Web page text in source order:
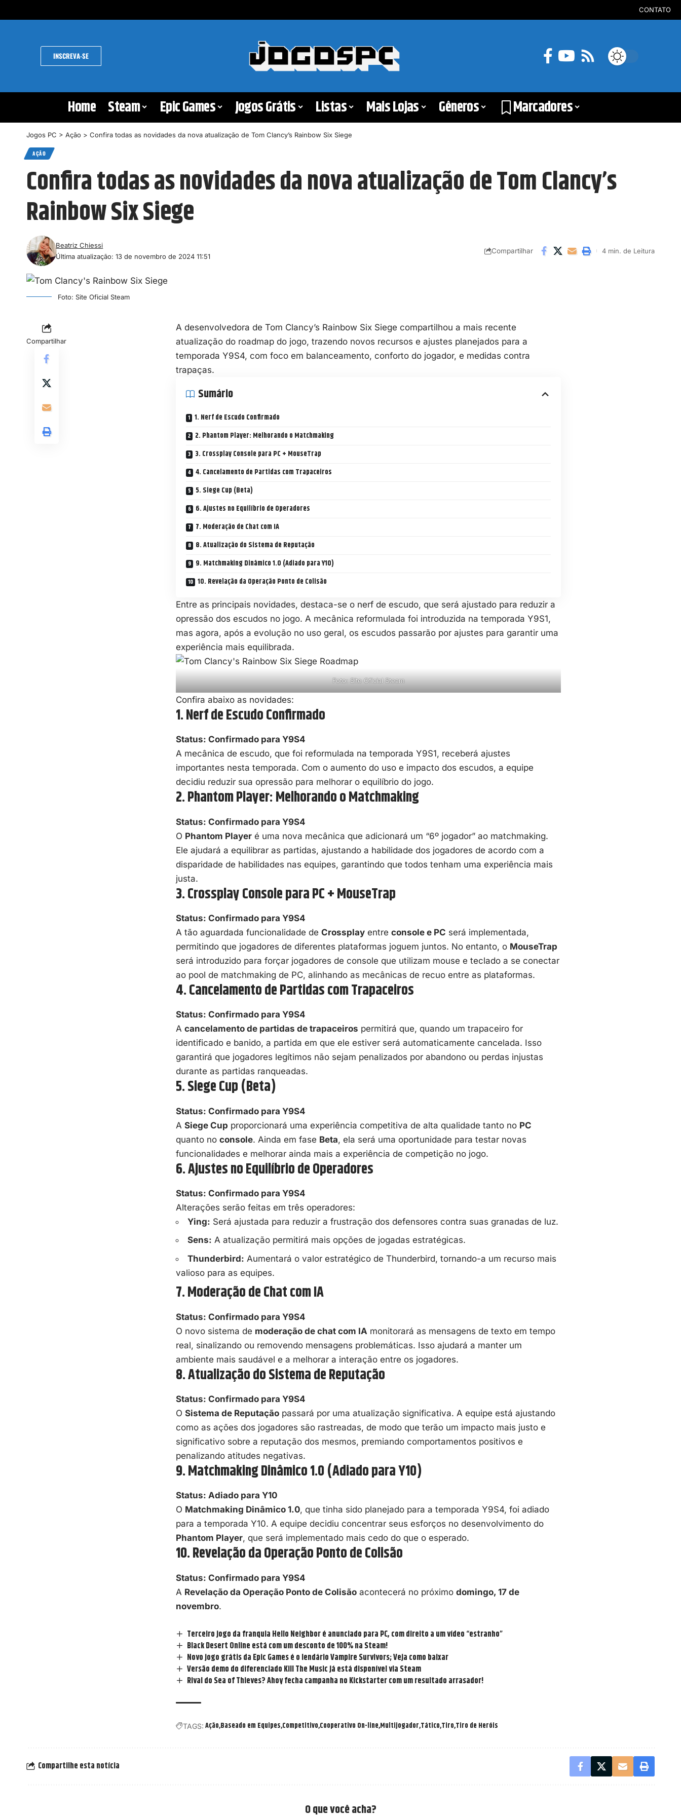
CONTATO
INSCREVA-SE
Home Steam Epic Games Jogos Grátis Listas Mais Lojas Gêneros Marcadores
Jogos PC > Ação > Confira todas as novidades da nova atualização de Tom Clancy’s Rainbow Six Siege
AÇÃO
Confira todas as novidades da nova atualização de Tom Clancy’s
Rainbow Six Siege
Última atualização: 13 de novembro de 2024 11:51
Beatriz Chiessi
Compartilhar 4 min. de Leitura
Foto: Site Oficial Steam
Compartilhar
A desenvolvedora de Tom Clancy’s Rainbow Six Siege compartilhou a mais recente
atualização do roadmapdo jogo, trazendo novos recursos e ajustes planejados para a
temporada Y9S4, com foco em balanceamento, conforto do jogador, e medidas contra
trapaças.
Sumário
1. Nerf de Escudo Confirmado
2. Phantom Player: Melhorando o Matchmaking
3. Crossplay Console para PC + MouseTrap
4. Cancelamento de Partidas com Trapaceiros
5. Siege Cup (Beta)
6. Ajustes no Equilíbrio de Operadores
7. Moderação de Chat com IA
8. Atualização do Sistema de Reputação
9. Matchmaking Dinâmico 1.0 (Adiado para Y10)
10. Revelação da Operação Ponto de Colisão
Entre as principais novidades, destaca-se o nerf de escudo, que será ajustado para reduzir a
opressão dos escudos no jogo. A mecânica reformulada foi introduzida na temporada Y9S1,
mas agora, após a evolução no uso geral, os escudos passarão por ajustes para garantir uma
experiência mais equilibrada.
Foto: Site Oficial Steam
Confira abaixo as novidades:
1. Nerf de Escudo Confirmado
Status: Confirmado para Y9S4
A mecânica de escudo, que foi reformulada na temporada Y9S1, receberá ajustes
importantes nesta temporada. Com o aumento do uso e impacto dos escudos, a equipe
decidiu reduzir sua opressão para melhorar o equilíbrio do jogo.
2. Phantom Player: Melhorando o Matchmaking
Status: Confirmado para Y9S4
O Phantom Playeré uma nova mecânica que adicionará um “6º jogador” ao matchmaking.
Ele ajudará a equilibrar as partidas, ajustando a habilidade dos jogadores de acordo com a
disparidade de habilidades nas equipes, garantindo que todos tenham uma experiência mais
justa.
3. Crossplay Console para PC + MouseTrap
Status: Confirmado para Y9S4
A tão aguardada funcionalidade de Crossplayentre console e PC será implementada,
permitindo que jogadores de diferentes plataformas joguem juntos. No entanto, o MouseTrap
será introduzido para forçar jogadores de console que utilizam mouse e teclado a se conectar
ao pool de matchmaking de PC, alinhando as mecânicas de recuo entre as plataformas.
4. Cancelamento de Partidas com Trapaceiros
Status: Confirmado para Y9S4
A cancelamento de partidas de trapaceiros permitirá que, quando um trapaceiro for
identificado e banido, a partida em que ele estiver será automaticamente cancelada. Isso
garantirá que jogadores legítimos não sejam penalizados por abandono ou perdas injustas
durante as partidas ranqueadas.
5. Siege Cup (Beta)
Status: Confirmado para Y9S4
A Siege Cup proporcionará uma experiência competitiva de alta qualidade tanto no PC
quanto no console. Ainda em fase Beta, ela será uma oportunidade para testar novas
funcionalidades e melhorar ainda mais a experiência de competição no jogo.
6. Ajustes no Equilíbrio de Operadores
Status: Confirmado para Y9S4
Alterações serão feitas em três operadores:
Ying: Será ajustada para reduzir a frustração dos defensores contra suas granadas de luz.
Sens: A atualização permitirá mais opções de jogadas estratégicas.
Thunderbird: Aumentará o valor estratégico de Thunderbird, tornando-a um recurso mais
valioso para as equipes.
7. Moderação de Chat com IA
Status: Confirmado para Y9S4
O novo sistema de moderação de chat com IA monitorará as mensagens de texto em tempo
real, sinalizando ou removendo mensagens problemáticas. Isso ajudará a manter um
ambiente mais saudável e a melhorar a interação entre os jogadores.
8. Atualização do Sistema de Reputação
Status: Confirmado para Y9S4
O Sistema de Reputaçãopassará por uma atualização significativa. A equipe está ajustando
como as ações dos jogadores são rastreadas, de modo que terão um impacto mais justo e
significativo sobre a reputação dos mesmos, premiando comportamentos positivos e
penalizando atitudes negativas.
9. Matchmaking Dinâmico 1.0 (Adiado para Y10)
Status: Adiado para Y10
O Matchmaking Dinâmico 1.0, que tinha sido planejado para a temporada Y9S4, foi adiado
para a temporada Y10. A equipe decidiu concentrar seus esforços no desenvolvimento do
Phantom Player, que será implementado mais cedo do que o esperado.
10. Revelação da Operação Ponto de Colisão
Status: Confirmado para Y9S4
A Revelação da Operação Ponto de Colisãoacontecerá no próximo domingo, 17 de
novembro.
Terceiro jogo da franquia Hello Neighbor é anunciado para PC, com direito a um vídeo “estranho”
Black Desert Online está com um desconto de 100% na Steam!
Novo jogo grátis da Epic Games é o lendário Vampire Survivors; Veja como baixar
Versão demo do diferenciado Kill The Music já está disponível via Steam
Rival do Sea of Thieves? Ahoy fecha campanha no Kickstarter com um resultado arrasador!
TAGS: AçãoBaseado em EquipesCompetitivoCooperativo On-lineMultijogadorTáticoTiroTiro de Heróis
Compartilhe esta notícia
O que você acha?